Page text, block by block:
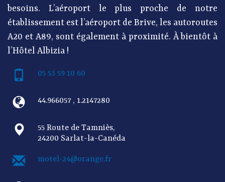
besoins. L’aéroport le plus proche de notre
établissement est l’aéroport de Brive, les autoroutes
A20 et A89, sont également à proximité. À bientôt à
l’Hôtel Albizia !
05 53 59 10 60
44.966057 , 1.2147280
55 Route de Tamniès,
24200 Sarlat-la-Canéda
motel-24@orange.fr